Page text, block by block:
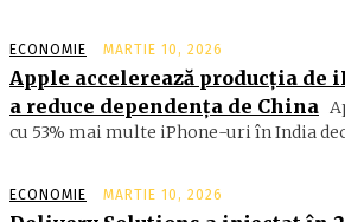
ECONOMIE MARTIE 10, 2026
Apple accelerează producția de
a reduce dependența de China
cu 53% mai multe iPhone-uri în India
ECONOMIE MARTIE 10, 2026